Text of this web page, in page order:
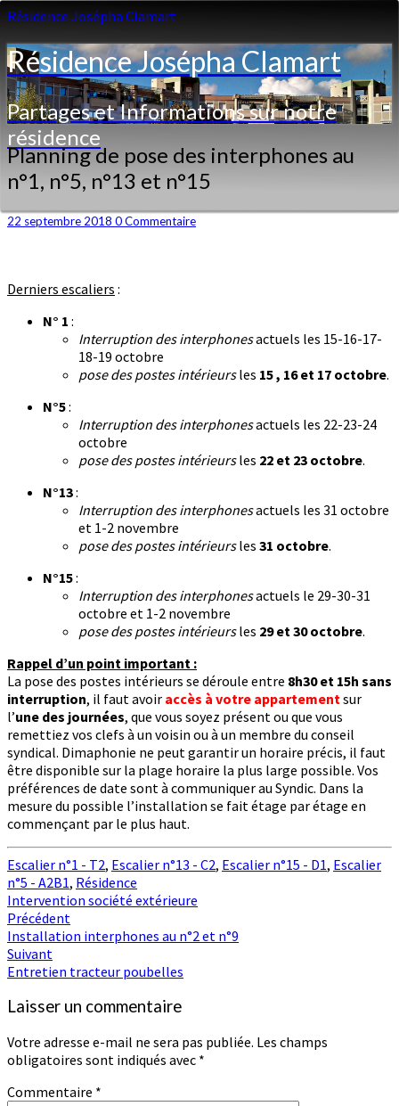
Résidence Josépha Clamart
Résidence Josépha Clamart
Partages et Informations sur notre
résidence
Planning
de
pose
interphones
n°13
n°15
Planning de pose des interphones au
n°1, n°5, n°13 et n°15
22 septembre 2018 Commentaires
0 Commentaire
Derniers escaliers :
N° 1 :
Interruption des interphonesactuels les 15-16-17-
18-19 octobre
pose des postes intérieursles 15 , 16 et 17 octobre.
N°5:
Interruption des interphonesactuels les 22-23-24
octobre
pose des postes intérieursles 22 et 23 octobre.
N°13:
Interruption des interphonesactuels les 31 octobre
et 1-2 novembre
pose des postes intérieursles 31 octobre.
N°15:
Interruption des interphonesactuels le 29-30-31
octobre et 1-2 novembre
pose des postes intérieursles 29 et 30 octobre.
Rappel d’un point important :
La pose des postes intérieurs se déroule entre 8h30 et 15h sans
interruption, il faut avoir accès à votre appartement sur
l’une des journées, que vous soyez présent ou que vous
remettiez vos clefs à un voisin ou à un membre du conseil
syndical. Dimaphonie ne peut garantir un horaire précis, il faut
être disponible sur la plage horaire la plus large possible. Vos
préférences de date sont à communiquer au Syndic. Dans la
mesure du possible l’installation se fait étage par étage en
commençant par le plus haut.
Escalier n°1 - T2, Escalier n°13 - C2, Escalier n°15 - D1, Escalier
n°5 - A2B1, Résidence
Intervention société extérieure
Navigation
d'article
Précédent
Installation interphones au n°2 et n°9
Suivant
Entretien tracteur poubelles
Laisser un commentaire
Votre adresse e-mail ne sera pas publiée. Les champs
obligatoires sont indiqués avec *
Commentaire *